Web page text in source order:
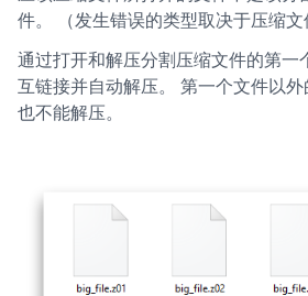
件。 （发生错误的类型取决于压缩文
通过打开和解压分割压缩文件的第一
互链接并自动解压。 第一个文件以外
也不能解压。